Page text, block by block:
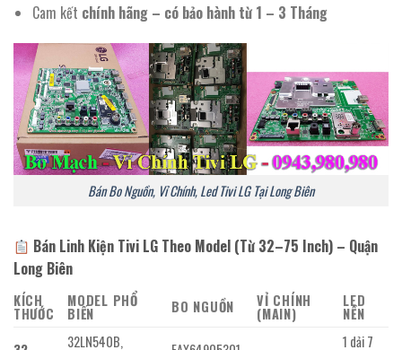
Cam kết chính hãng – có bảo hành từ 1 – 3 Tháng
Bán Bo Nguồn, Vỉ Chính, Led Tivi LG Tại Long Biên
Bán Linh Kiện Tivi LG Theo Model (Từ 32–75 Inch) – Quận
Long Biên
KÍCH
THƯỚC
MODEL PHỔ
BIẾN BO NGUỒN VỈ CHÍNH
(MAIN)
LED
NỀN
32LN540B,
1 dải 7